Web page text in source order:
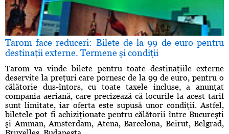
Tarom face reduceri: Bilete de la 99 de euro pentru
destinaţii externe. Termene şi condiţii
Tarom va vinde bilete pentru toate destinaţiile externe
deservite la preţuri care pornesc de la 99 de euro, pentru o
călătorie dus-întors, cu toate taxele incluse, a anunţat
compania aeriană, care precizează că locurile la acest tarif
sunt limitate, iar oferta este supusă unor condiţii. Astfel,
biletele pot fi achiziţionate pentru călătorii între Bucureşti
şi Amman, Amsterdam, Atena, Barcelona, Beirut, Belgrad,